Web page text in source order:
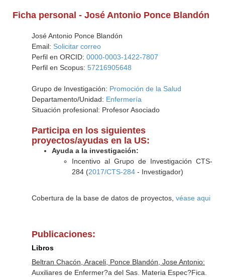
Ficha personal - José Antonio Ponce Blandón
José Antonio Ponce Blandón
Email: Solicitar correo
Perfil en ORCID: 0000-0003-1422-7807
Perfil en Scopus: 57216905648
Grupo de Investigación: Promoción de la Salud
Departamento/Unidad: Enfermería
Situación profesional: Profesor Asociado
Participa en los siguientes
proyectos/ayudas en la US:
Ayuda a la investigación:
Incentivo al Grupo de Investigación CTS-
284 (2017/CTS-284- Investigador)
Cobertura de la base de datos de proyectos, véase aqui
Publicaciones:
Libros
Beltran Chacón, Araceli, Ponce Blandón, Jose Antonio:
Auxiliares de Enfermer?a del Sas. Materia Espec?Fica.